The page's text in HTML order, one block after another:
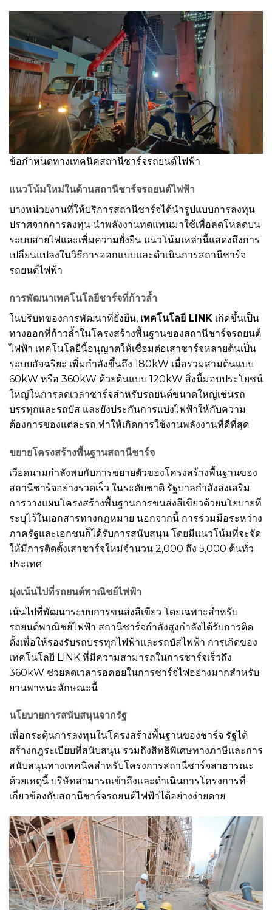
ข้อกำหนดทางเทคนิคสถานีชาร์จรถยนต์ไฟฟ้า
แนวโน้มใหม่ในด้านสถานีชาร์จรถยนต์ไฟฟ้า
บางหน่วยงานที่ให้บริการสถานีชาร์จได้นำรูปแบบการลงทุน
ปราศจากการลงทุน นำพลังงานทดแทนมาใช้เพื่อลดโหลดบน
ระบบสายไฟและเพิ่มความยั่งยืน แนวโน้มเหล่านี้แสดงถึงการ
เปลี่ยนแปลงในวิธีการออกแบบและดำเนินการสถานีชาร์จ
รถยนต์ไฟฟ้า
การพัฒนาเทคโนโลยีชาร์จที่ก้าวล้ำ
ในบริบทของการพัฒนาที่ยั่งยืน, เทคโนโลยี LINK เกิดขึ้นเป็น
ทางออกที่ก้าวล้ำในโครงสร้างพื้นฐานของสถานีชาร์จรถยนต์
ไฟฟ้า เทคโนโลยีนี้อนุญาตให้เชื่อมต่อเสาชาร์จหลายต้นเป็น
ระบบอัจฉริยะ เพิ่มกำลังขึ้นถึง 180kW เมื่อรวมสามต้นแบบ
60kW หรือ 360kW ด้วยต้นแบบ 120kW สิ่งนี้มอบประโยชน์
ใหญ่ในการลดเวลาชาร์จสำหรับรถยนต์ขนาดใหญ่เช่นรถ
บรรทุกและรถบัส และยังประกันการแบ่งไฟฟ้าให้กับความ
ต้องการของแต่ละรถ ทำให้เกิดการใช้งานพลังงานที่ดีที่สุด
ขยายโครงสร้างพื้นฐานสถานีชาร์จ
เวียดนามกำลังพบกับการขยายตัวของโครงสร้างพื้นฐานของ
สถานีชาร์จอย่างรวดเร็ว ในระดับชาติ รัฐบาลกำลังส่งเสริม
การวางแผนโครงสร้างพื้นฐานการขนส่งสีเขียวด้วยนโยบายที่
ระบุไว้ในเอกสารทางกฎหมาย นอกจากนี้ การร่วมมือระหว่าง
ภาครัฐและเอกชนก็ได้รับการสนับสนุน โดยมีแนวโน้มที่จะจัด
ให้มีการติดตั้งเสาชาร์จใหม่จำนวน 2,000 ถึง 5,000 ต้นทั่ว
ประเทศ
มุ่งเน้นไปที่รถยนต์พาณิชย์ไฟฟ้า
เน้นไปที่พัฒนาระบบการขนส่งสีเขียว โดยเฉพาะสำหรับ
รถยนต์พาณิชย์ไฟฟ้า สถานีชาร์จกำลังสูงกำลังได้รับการติด
ตั้งเพื่อให้รองรับรถบรรทุกไฟฟ้าและรถบัสไฟฟ้า การเกิดของ
เทคโนโลยี LINK ที่มีความสามารถในการชาร์จเร็วถึง
360kW ช่วยลดเวลารอคอยในการชาร์จไฟอย่างมากสำหรับ
ยานพาหนะลักษณะนี้
นโยบายการสนับสนุนจากรัฐ
เพื่อกระตุ้นการลงทุนในโครงสร้างพื้นฐานของชาร์จ รัฐได้
สร้างกฎระเบียบที่สนับสนุน รวมถึงสิทธิพิเศษทางภาษีและการ
สนับสนุนทางเทคนิคสำหรับโครงการสถานีชาร์จสาธารณะ
ด้วยเหตุนี้ บริษัทสามารถเข้าถึงและดำเนินการโครงการที่
เกี่ยวข้องกับสถานีชาร์จรถยนต์ไฟฟ้าได้อย่างง่ายดาย